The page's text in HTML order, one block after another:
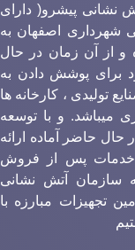
نشانی پیشرو( دارای
شهرداری اصفهان به
1385 آغاز نموده و از آن زمان در حال
برای پوشش دادن به
تولیدی ، کارخانه ها
میباشد. و با توسعه
حاضر آماده ارائه
خدمات پس از فروش
سازمان آتش نشانی
تجهیزات مبارزه با